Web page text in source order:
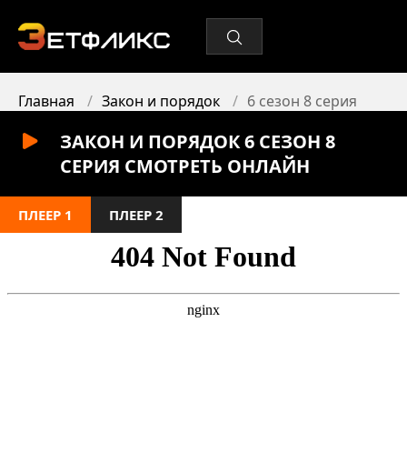
Главная Закон и порядок 6 сезон 8 серия
ЗАКОН И ПОРЯДОК 6 СЕЗОН 8
СЕРИЯ СМОТРЕТЬ ОНЛАЙН
ПЛЕЕР 1 ПЛЕЕР 2